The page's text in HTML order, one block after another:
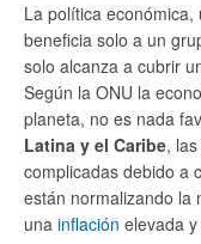
La política
beneficia solo a un
solo alcanza a cubrir
Según la ONU la
planeta, no es nada
Latina y el Caribe,
complicadas debido a
están normalizando la
una inflación elevada